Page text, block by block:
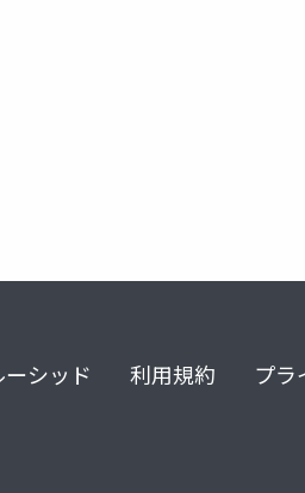
シッド 利用規約 プラ